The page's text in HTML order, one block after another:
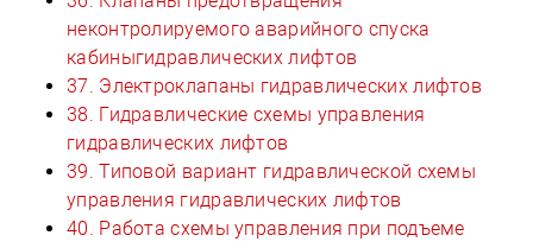
неконтролируемого аварийного спуска
кабиныгидравлических лифтов
37. Электроклапаны гидравлических лифтов
38. Гидравлические схемы управления
гидравлических лифтов
39. Типовой вариант гидравлической схемы
управления гидравлических лифтов
40. Работа схемы управления при подъеме